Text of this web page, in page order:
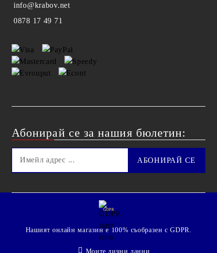
info@krabov.net
0878 17 49 71
Абонирай се за нашия бюлетин:
GDPR
Нашият онлайн магазин е 100% съобразен с GDPR.
Моите лични данни